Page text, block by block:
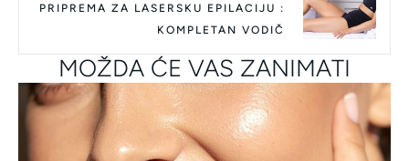
PRIPREMA ZA LASERSKU EPILACIJU :
KOMPLETAN VODIČ
MOŽDA ĆE VAS ZANIMATI